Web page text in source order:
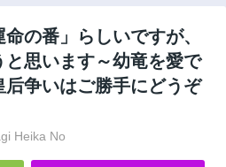
の番」らしいですが、
思います～幼竜を愛で
后争いはご勝手にどうぞ
Heika No